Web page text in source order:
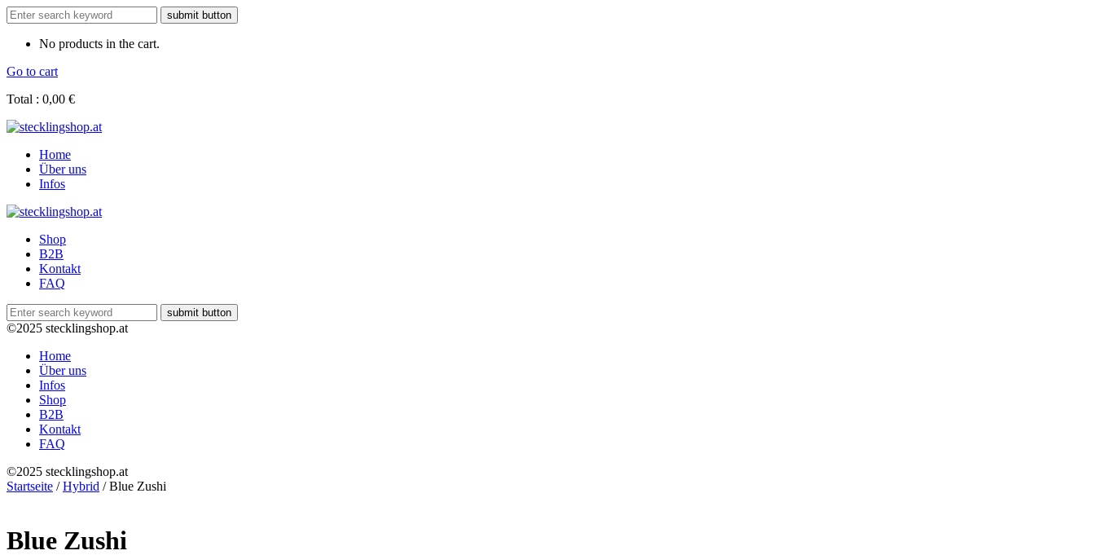
No products in the cart.
Go to cart
Total : 0,00 €
Home
Über uns
Infos
Shop
B2B
Kontakt
FAQ
©2025 stecklingshop.at
Home
Über uns
Infos
Shop
B2B
Kontakt
FAQ
©2025 stecklingshop.at
Startseite /Hybrid / Blue Zushi
Blue Zushi